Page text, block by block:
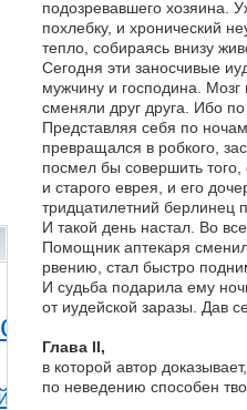
подозревавшего хозяина.
похлебку, и хронический
тепло, собираясь внизу
Сегодня эти заносчивые
мужчину и господина.
сменяли друг друга. Ибо
Представляя себя по
превращался в робкого,
посмел бы совершить
и старого еврея, и его
тридцатилетний берлинец
И такой день настал. Во
Помощник аптекаря
рвению, стал быстро
И судьба подарила ему
от иудейской заразы. Дав
Глава II,
в которой автор
по неведению способен